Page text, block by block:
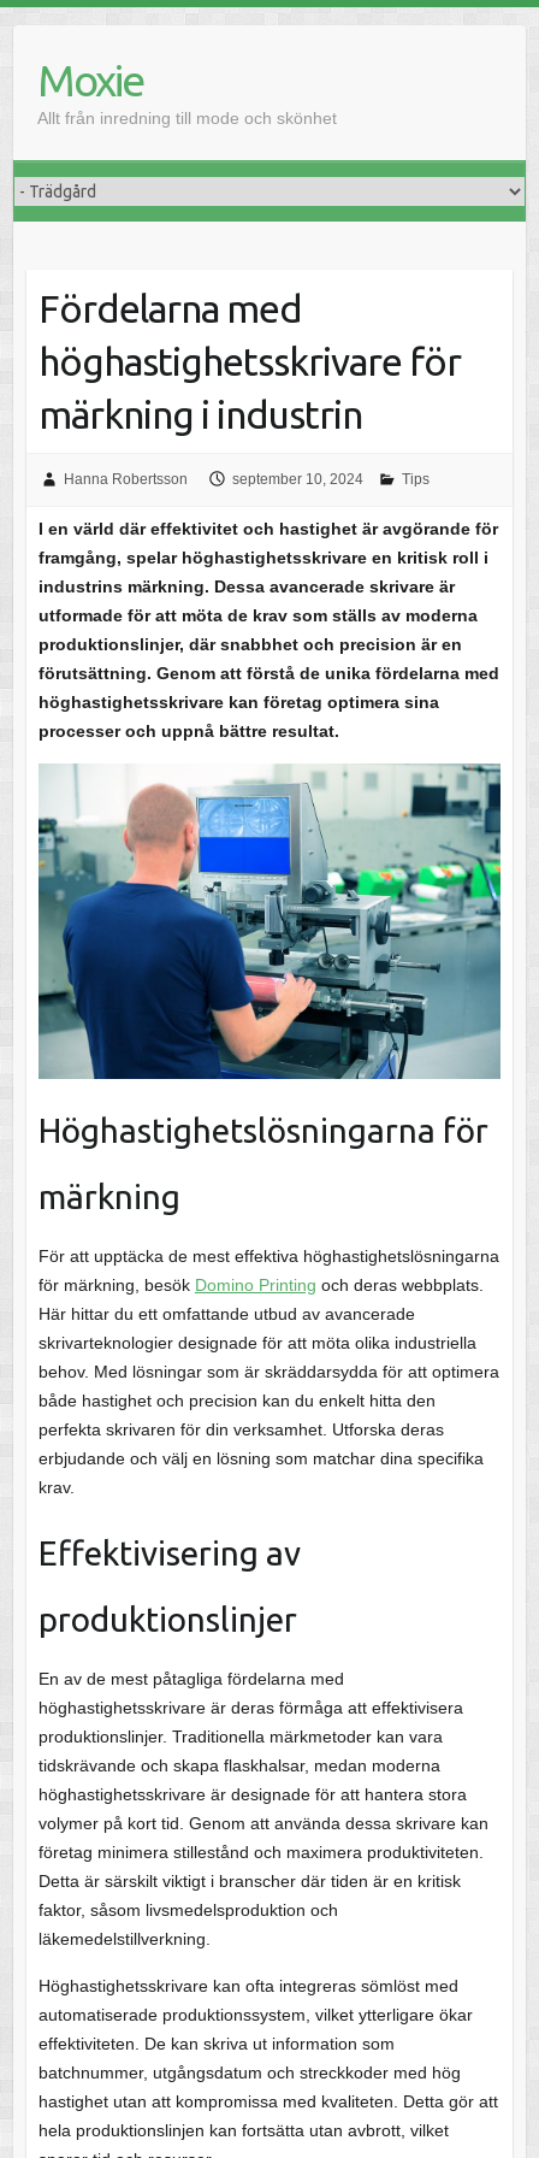
Moxie
Allt från inredning till mode och skönhet
Fördelarna med
höghastighetsskrivare för
märkning i industrin
Hanna Robertsson september 10, 2024 Tips
I en värld där effektivitet och hastighet är avgörande för
framgång, spelar höghastighetsskrivare en kritisk roll i
industrins märkning. Dessa avancerade skrivare är
utformade för att möta de krav som ställs av moderna
produktionslinjer, där snabbhet och precision är en
förutsättning. Genom att förstå de unika fördelarna med
höghastighetsskrivare kan företag optimera sina
processer och uppnå bättre resultat.
Höghastighetslösningarna för
märkning
För att upptäcka de mest effektiva höghastighetslösningarna
för märkning, besök Domino Printing och deras webbplats.
Här hittar du ett omfattande utbud av avancerade
skrivarteknologier designade för att möta olika industriella
behov. Med lösningar som är skräddarsydda för att optimera
både hastighet och precision kan du enkelt hitta den
perfekta skrivaren för din verksamhet. Utforska deras
erbjudande och välj en lösning som matchar dina specifika
krav.
Effektivisering av
produktionslinjer
En av de mest påtagliga fördelarna med
höghastighetsskrivare är deras förmåga att effektivisera
produktionslinjer. Traditionella märkmetoder kan vara
tidskrävande och skapa flaskhalsar, medan moderna
höghastighetsskrivare är designade för att hantera stora
volymer på kort tid. Genom att använda dessa skrivare kan
företag minimera stillestånd och maximera produktiviteten.
Detta är särskilt viktigt i branscher där tiden är en kritisk
faktor, såsom livsmedelsproduktion och
läkemedelstillverkning.
Höghastighetsskrivare kan ofta integreras sömlöst med
automatiserade produktionssystem, vilket ytterligare ökar
effektiviteten. De kan skriva ut information som
batchnummer, utgångsdatum och streckkoder med hög
hastighet utan att kompromissa med kvaliteten. Detta gör att
hela produktionslinjen kan fortsätta utan avbrott, vilket